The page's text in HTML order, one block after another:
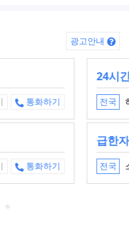
광고안내
상세보기 통화하기
상세보기 통화하기